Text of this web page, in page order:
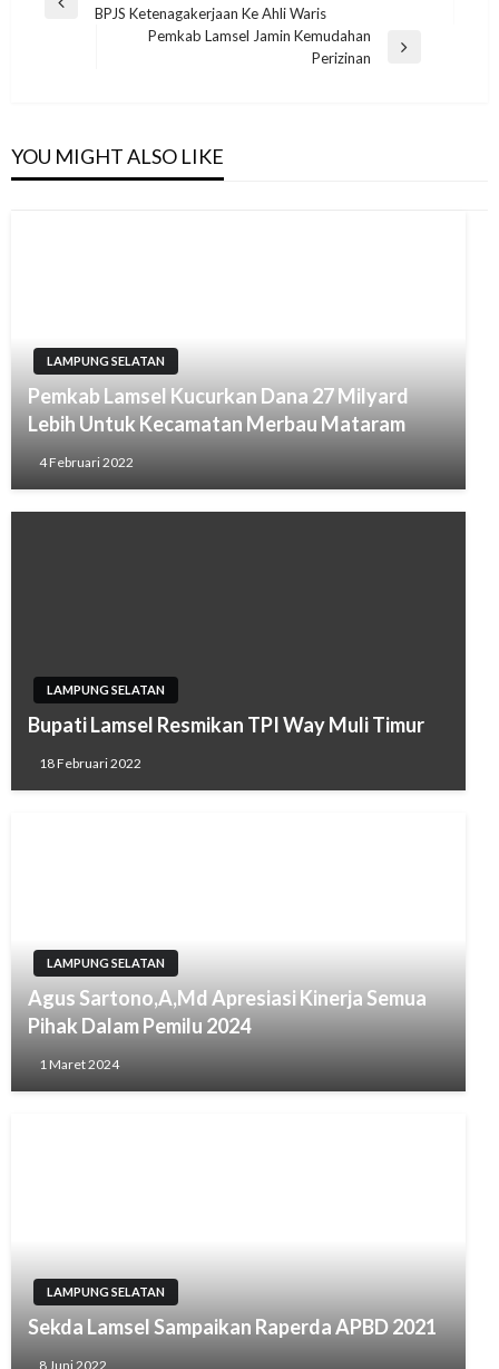
PreviousBPJS Ketenagakerjaan Ke Ahli Waris
Pemkab Lamsel Jamin Kemudahan
Perizinan
YOU MIGHT ALSO LIKE
LAMPUNG SELATAN
Pemkab Lamsel Kucurkan Dana 27 Milyard
Lebih Untuk Kecamatan Merbau Mataram
4 Februari 2022
LAMPUNG SELATAN
Bupati Lamsel Resmikan TPI Way Muli Timur
18 Februari 2022
LAMPUNG SELATAN
Agus Sartono,A,Md Apresiasi Kinerja Semua
Pihak Dalam Pemilu 2024
1 Maret 2024
LAMPUNG SELATAN
Sekda Lamsel Sampaikan Raperda APBD 2021
8 Juni 2022